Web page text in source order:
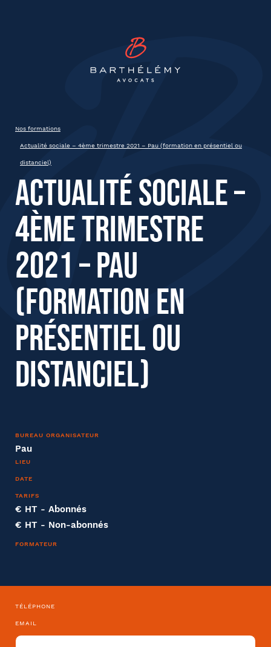
Nos formations
Actualité sociale – 4ème trimestre 2021 – Pau (formation en présentiel ou
distanciel)
Actualité sociale –
4ème trimestre
2021 – Pau
(formation en
présentiel ou
distanciel)
BUREAU ORGANISATEUR
Pau
LIEU
DATE
TARIFS
€ HT - Abonnés
€ HT - Non-abonnés
FORMATEUR
TÉLÉPHONE
EMAIL
Actualité sociale – 4ème
trimestre 2021 – Pau (formation
État civil
Prénom
Nom
Société
Fonction
Effectifs dans l'entreprise
Tapez votre recherche et